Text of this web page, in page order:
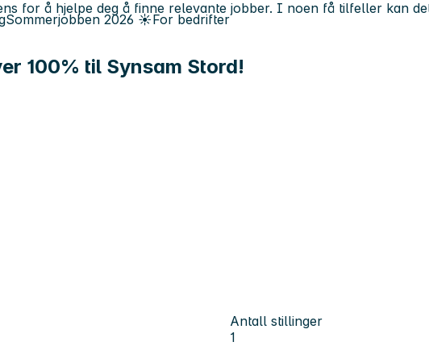
Sommerjobben 2026 ☀️For bedrifter
100% til Synsam Stord!
Antall stillinger
1
for å hjelpe deg å finne relevante jobber. I noen få tilfeller kan